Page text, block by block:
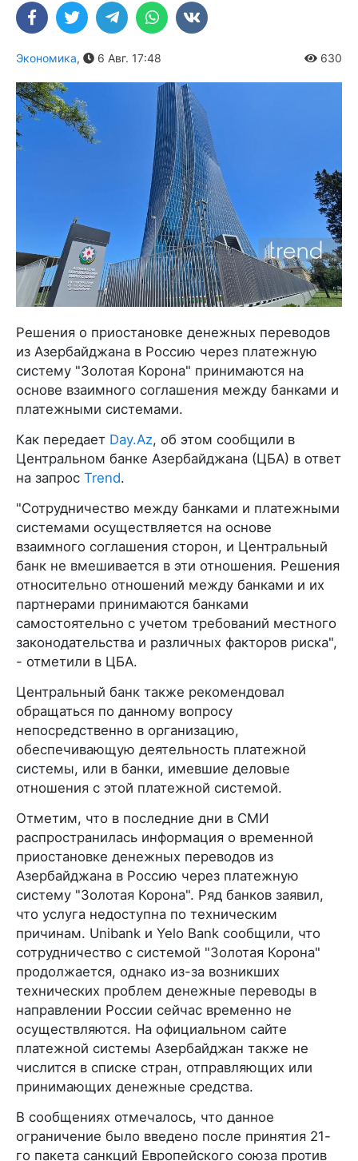
Экономика, 6 Авг. 17:48 630
Решения о приостановке денежных переводов
из Азербайджана в Россию через платежную
систему "Золотая Корона" принимаются на
основе взаимного соглашения между банками и
платежными системами.
Как передает Day.Az, об этом сообщили в
Центральном банке Азербайджана (ЦБА) в ответ
на запрос Trend.
"Сотрудничество между банками и платежными
системами осуществляется на основе
взаимного соглашения сторон, и Центральный
банк не вмешивается в эти отношения. Решения
относительно отношений между банками и их
партнерами принимаются банками
самостоятельно с учетом требований местного
законодательства и различных факторов риска",
- отметили в ЦБА.
Центральный банк также рекомендовал
обращаться по данному вопросу
непосредственно в организацию,
обеспечивающую деятельность платежной
системы, или в банки, имевшие деловые
отношения с этой платежной системой.
Отметим, что в последние дни в СМИ
распространилась информация о временной
приостановке денежных переводов из
Азербайджана в Россию через платежную
систему "Золотая Корона". Ряд банков заявил,
что услуга недоступна по техническим
причинам. Unibank и Yelo Bank сообщили, что
сотрудничество с системой "Золотая Корона"
продолжается, однако из-за возникших
технических проблем денежные переводы в
направлении России сейчас временно не
осуществляются. На официальном сайте
платежной системы Азербайджан также не
числится в списке стран, отправляющих или
принимающих денежные средства.
В сообщениях отмечалось, что данное
ограничение было введено после принятия 21-
го пакета санкций Европейского союза против